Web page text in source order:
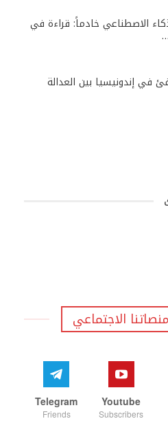
الاصطناعي خادماً: قراءة في
في إندونيسيا بين العدالة
الاجتماعي
Youtube
Subscribers
Telegram
Friends